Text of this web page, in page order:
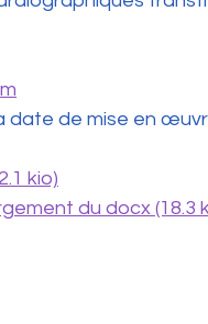
date de mise en
kio)
du docx (18.3